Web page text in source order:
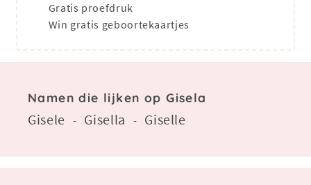
Gratis proefdruk
Win gratis geboortekaartjes
Namen die lijken op Gisela
Gisele - Gisella - Giselle